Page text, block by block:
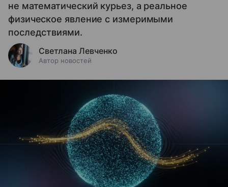
не математический курьез, а реальное
физическое явление с измеримыми
последствиями.
Светлана Левченко
Автор новостей